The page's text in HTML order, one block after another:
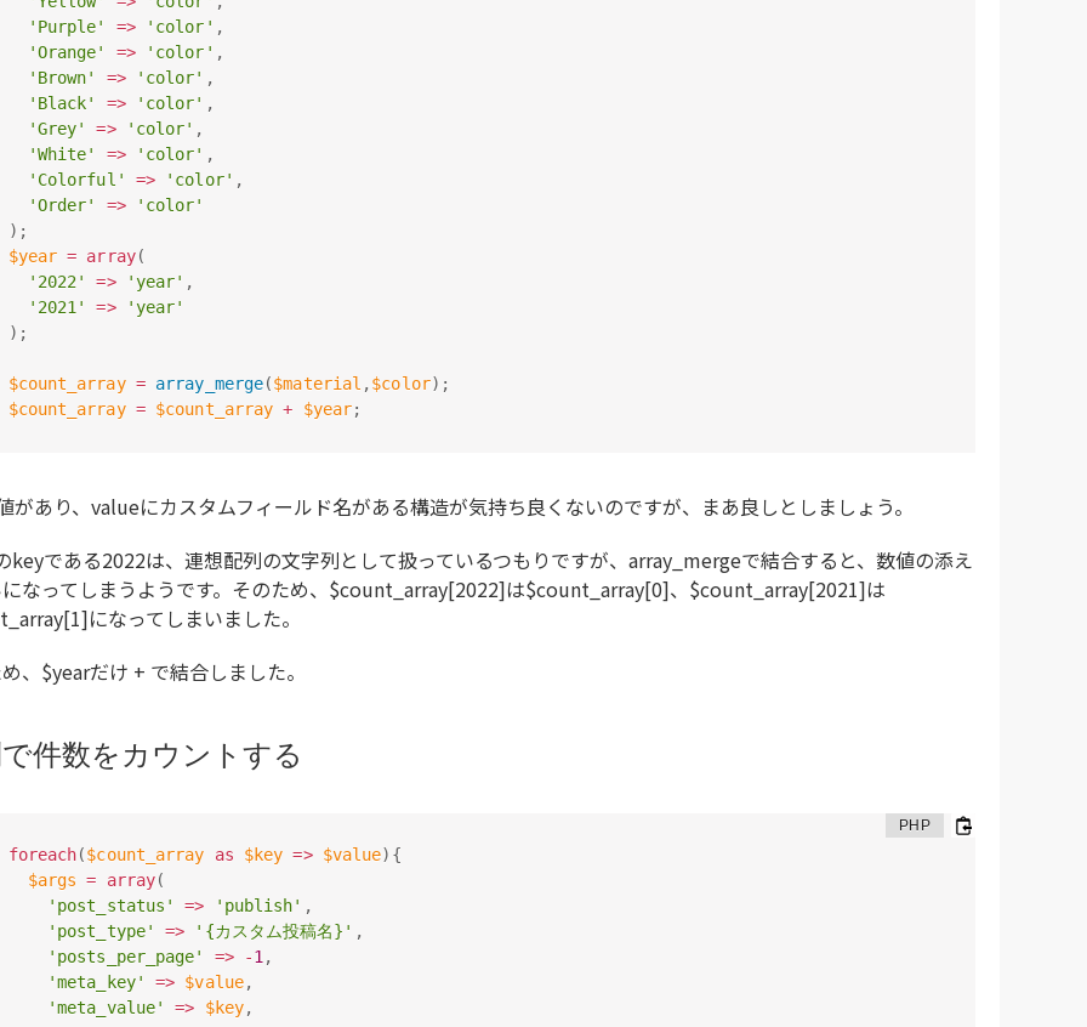
'Purple'
=> 'color' ,
'Orange'
=> 'color' ,
'Brown'
=> 'color' ,
'Black'
=> 'color' ,
'Grey'
=> 'color' ,
'White'
=> 'color' ,
'Colorful'
=> 'color' ,
'Order'
=>
'color'
) ;
$year = array(
'2022'
=> 'year' ,
'2021'
=>
'year'
) ;
$count_array = array_merge($material ,$color) ;
$count_array = $count_array + $year;
があり、valueにカスタムフィールド名がある構造が気持ち良くないのですが、まあ良しとしましょう。
keyである2022は、連想配列の文字列として扱っているつもりですが、array_mergeで結合すると、数値の添え
なってしまうようです。そのため、$count_array[2022]は$count_array[0]、$count_array[2021]は
になってしまいました。
、$yearだけ + で結合しました。
件数をカウントする
foreach($count_array as $key => $value) {
$args = array(
'post_status'
=> 'publish' ,
'post_type'
=> '{カスタム投稿名}' ,
'posts_per_page'
=> -1 ,
'meta_key'
=> $value,
'meta_value'
=> $key,